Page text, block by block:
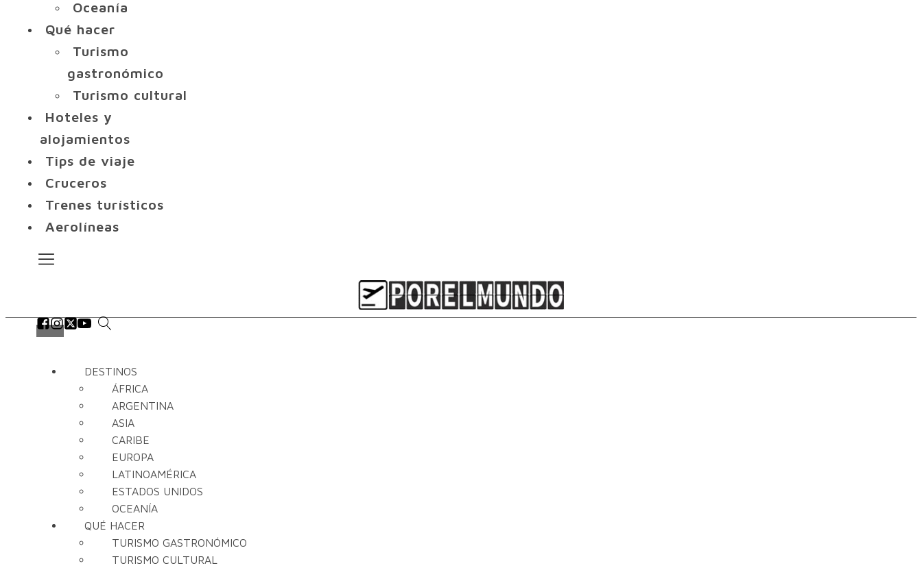
Oceanía
Qué hacer
Turismo
gastronómico
Turismo cultural
Hoteles y
alojamientos
Tips de viaje
Cruceros
Trenes turísticos
Aerolíneas
DESTINOS
ÁFRICA
ARGENTINA
ASIA
CARIBE
EUROPA
LATINOAMÉRICA
ESTADOS UNIDOS
OCEANÍA
QUÉ HACER
TURISMO GASTRONÓMICO
TURISMO CULTURAL